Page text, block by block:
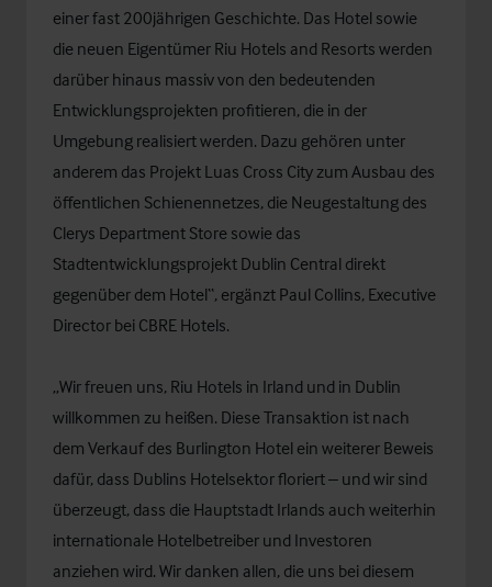
einer fast 200jährigen Geschichte. Das Hotel sowie
die neuen Eigentümer Riu Hotels and Resorts werden
darüber hinaus massiv von den bedeutenden
Entwicklungsprojekten profitieren, die in der
Umgebung realisiert werden. Dazu gehören unter
anderem das Projekt Luas Cross City zum Ausbau des
öffentlichen Schienennetzes, die Neugestaltung des
Clerys Department Store sowie das
Stadtentwicklungsprojekt Dublin Central direkt
gegenüber dem Hotel“, ergänzt Paul Collins, Executive
Director bei CBRE Hotels.
„Wir freuen uns, Riu Hotels in Irland und in Dublin
willkommen zu heißen. Diese Transaktion ist nach
dem Verkauf des Burlington Hotel ein weiterer Beweis
dafür, dass Dublins Hotelsektor floriert – und wir sind
überzeugt, dass die Hauptstadt Irlands auch weiterhin
internationale Hotelbetreiber und Investoren
anziehen wird. Wir danken allen, die uns bei diesem